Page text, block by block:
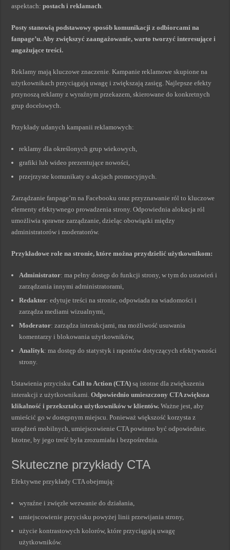
aspektach:postach i reklamach.
Posty stanowią podstawowy sposób komunikacji z odbiorcami na
fanpage’u. Aby zwiększyć zaangażowanie, warto tworzyć interesujące i
angażujące treści.
Reklamy mają kluczowe znaczenie. Kampanie reklamowe skupione na
użytkownikach przyciągają uwagę i zwiększają zasięg. Najlepsze efekty
przynoszą reklamy z wyraźnym przekazem, skierowane do konkretnych
grup docelowych.
Przykłady udanych kampanii reklamowych:
reklamy dla określonych grup wiekowych,
grafiki lub wideo prezentujące nowości,
przejrzyste komunikaty o akcjach promocyjnych.
Zarządzanie fanpage’m na Facebooku oraz przyznawanie ról to kluczowe
elementy efektywnego prowadzenia strony. Odpowiednia alokacja ról
umożliwia sprawne zarządzanie, dzieląc obowiązki między
administratorów i moderatorów.
Przykładowe role na stronie, które można przydzielić użytkownikom:
Administrator: ma pełny dostęp do funkcji strony, w tym do ustawień i
zarządzania innymi administratorami,
Redaktor: edytuje treści na stronie, odpowiada na wiadomości i
zarządza mediami wizualnymi,
Moderator: zarządza interakcjami, ma możliwość usuwania
komentarzy i blokowania użytkowników,
Analityk: ma dostęp do statystyk i raportów dotyczących efektywności
strony.
Ustawienia przyciskuCall to Action (CTA) są istotne dla zwiększenia
interakcji z użytkownikami.Odpowiednio umieszczony CTA zwiększa
klikalność i przekształca użytkowników w klientów. Ważne jest, aby
umieścić go w dostępnym miejscu. Ponieważ większość korzysta z
urządzeń mobilnych, umiejscowienie CTA powinno być odpowiednie.
Istotne, by jego treść była zrozumiała i bezpośrednia.
Skuteczne przykłady CTA
Efektywne przykłady CTA obejmują:
wyraźne i zwięzłe wezwanie do działania,
umiejscowienie przycisku powyżej linii przewijania strony,
użycie kontrastowych kolorów, które przyciągają uwagę
użytkowników.